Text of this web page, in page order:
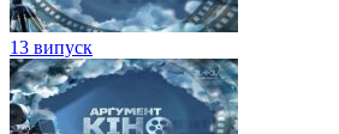
13 випуск